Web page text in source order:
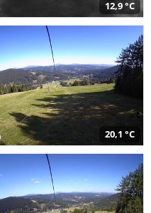
12,9 °C
20,1 °C